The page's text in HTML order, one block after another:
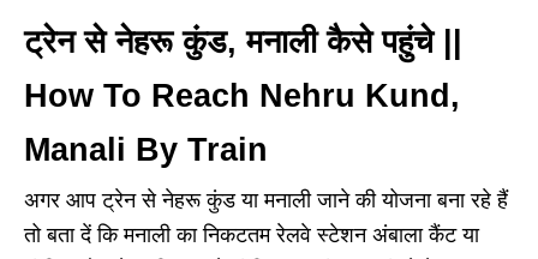
ट्रेन से नेहरू कुंड, मनाली कैसे पहुंचे ||
How To Reach Nehru Kund,
Manali By Train
अगर आप ट्रेन से नेहरू कुंड या मनाली जाने की योजना बना रहे हैं
तो बता दें कि मनाली का निकटतम रेलवे स्टेशन अंबाला कैंट या